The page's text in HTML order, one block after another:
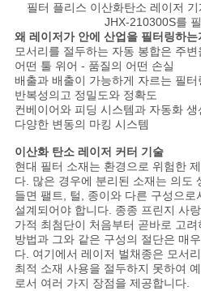
지
금
얘
기
해
COMPANY
NEWS
필터 플리스 이산화탄소 레이저
JHX-210300S를
왜 레이저가 안에 산업을 필터링하는
모서리를 절두하는 자동 봉합은 주
어떤 툴 위어 - 품질의 어떤 손실
배출과 배출이 가능하게 자르는 필터
반복성의고 정밀도와 정확도
컨베이어와 피딩 시스템과 자동화 생
다양한 변동의 마킹 시스템
이산화 탄소 레이저 커터 기술
현대 필터 소재는 환경으로 위험한
다. 많은 경우에 분리된 소재는 의도
들면 팰트, 털, 종이와 다른 구성으
설계되어야 합니다. 종종 프린지 사
가적 최첨단이 처음부터 곧바로 고
방법과 그와 같은 구성의 절단은 매
다. 여기에서 레이저 벌채종은 모서
최적 소재 사용을 절두하지 못하여
로서 여러 가지 장점을 제공합니다.